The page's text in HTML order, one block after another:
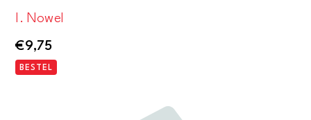
I. Nowel
€9,75
BESTEL